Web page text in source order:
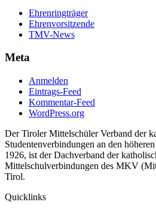
Ehrenringträger
Ehrenvorsitzende
TMV-News
Meta
Anmelden
Eintrags-Feed
Kommentar-Feed
WordPress.org
Der Tiroler Mittelschüler Verband der
Studentenverbindungen an den
1926, ist der Dachverband der
Mittelschulverbindungen des MKV
Tirol.
Quicklinks